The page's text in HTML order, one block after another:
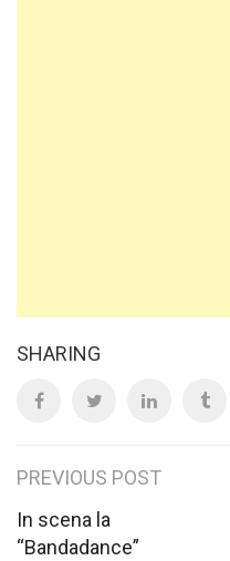
SHARING
Post
navigation
PREVIOUS POST
In scena la
“Bandadance”